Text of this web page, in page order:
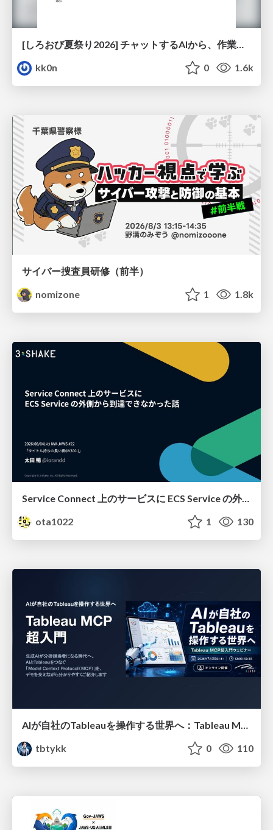
[しろおび夏祭り2026] チャットするAIから、作業するAIへ - 使われ方の変化と、その裏側で起きていること
kk0n
0 1.6k
サイバー捜査員研修（前半）
nomizone
1 1.8k
Service Connect 上のサービスに ECS Service の外側から到達できなかった話
ota1022
1 130
AIが自社のTableauを操作する世界へ：Tableau MCP超入門
tbtykk
0 110